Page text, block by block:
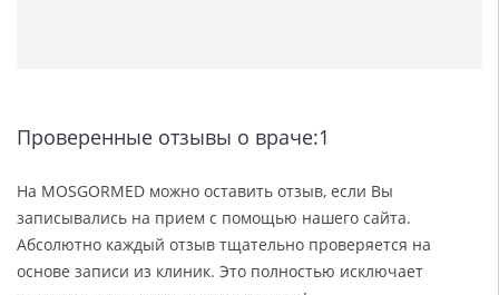
Проверенные отзывы о враче:1
На MOSGORMED можно оставить отзыв, если Вы
записывались на прием с помощью нашего сайта.
Абсолютно каждый отзыв тщательно проверяется на
основе записи из клиник. Это полностью исключает